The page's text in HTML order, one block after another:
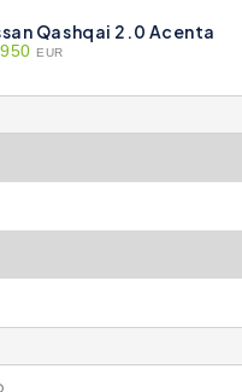
Qashqai 2.0 Acenta
EUR